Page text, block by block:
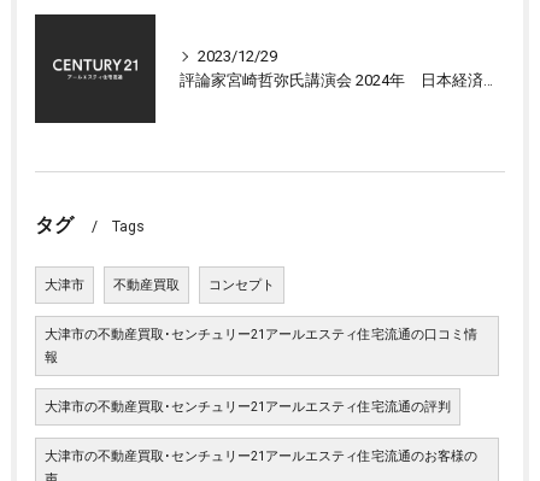
2023/12/29
タグ Tags
大津市 不動産買取 コンセプト
大津市の不動産買取･センチュリー21アールエスティ住宅流通の口コミ情
報
大津市の不動産買取･センチュリー21アールエスティ住宅流通の評判
大津市の不動産買取･センチュリー21アールエスティ住宅流通のお客様の